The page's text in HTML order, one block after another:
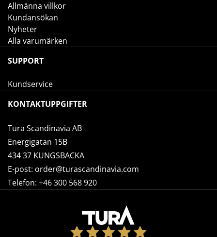
Allmänna villkor
Kundansökan
Nyheter
Alla varumärken
SUPPORT
Kundservice
KONTAKTUPPGIFTER
Tura Scandinavia AB
Energigatan 15B
434 37 KUNGSBACKA
E-post: order@turascandinavia.com
Telefon: +46 300 568 920